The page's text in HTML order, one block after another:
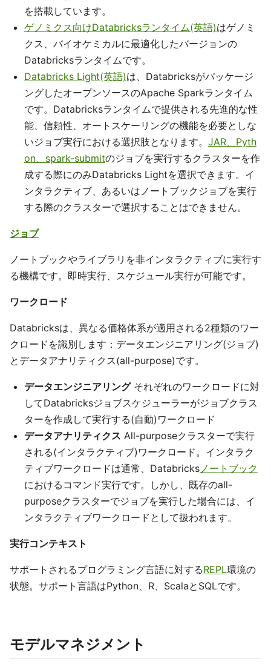
を搭載しています。
ゲノミクス向けDatabricksランタイム(英語)はゲノミ
クス、バイオケミカルに最適化したバージョンの
Databricksランタイムです。
Databricks Light(英語)は、Databricksがパッケージ
ングしたオープンソースのApache Sparkランタイム
です。Databricksランタイムで提供される先進的な性
能、信頼性、オートスケーリングの機能を必要としな
いジョブ実行における選択肢となります。 JAR、Pyth
on、spark-submitのジョブを実行するクラスターを作
成する際にのみDatabricks Lightを選択できます。イ
ンタラクティブ、あるいはノートブックジョブを実行
する際のクラスターで選択することはできません。
ジョブ
ノートブックやライブラリを非インタラクティブに実行す
る機構です。即時実行、スケジュール実行が可能です。
ワークロード
Databricksは、異なる価格体系が適用される2種類のワー
クロードを識別します：データエンジニアリング(ジョブ)
とデータアナリティクス(all-purpose)です。
データエンジニアリングそれぞれのワークロードに対
してDatabricksジョブスケジューラーがジョブクラス
ターを作成して実行する(自動)ワークロード
データアナリティクス All-purposeクラスターで実行
される(インタラクティブ)ワークロード。インタラク
ティブワークロードは通常、Databricksノートブック
におけるコマンド実行です。しかし、既存のall-
purposeクラスターでジョブを実行した場合には、イ
ンタラクティブワークロードとして扱われます。
実行コンテキスト
サポートされるプログラミング言語に対するREPL環境の
状態。サポート言語はPython、R、ScalaとSQLです。
モデルマネジメント